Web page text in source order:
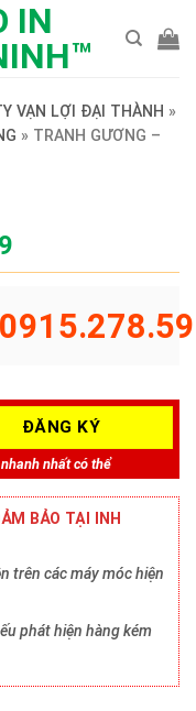
VẠN LỢI ĐẠI THÀNH »
» TRANH GƯƠNG –
nhất có thể
BẢO TẠI INH
trên các máy móc hiện
phát hiện hàng kém